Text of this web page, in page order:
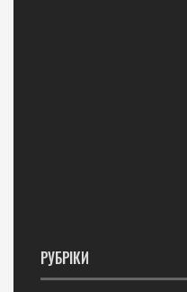
РУБРІКИ